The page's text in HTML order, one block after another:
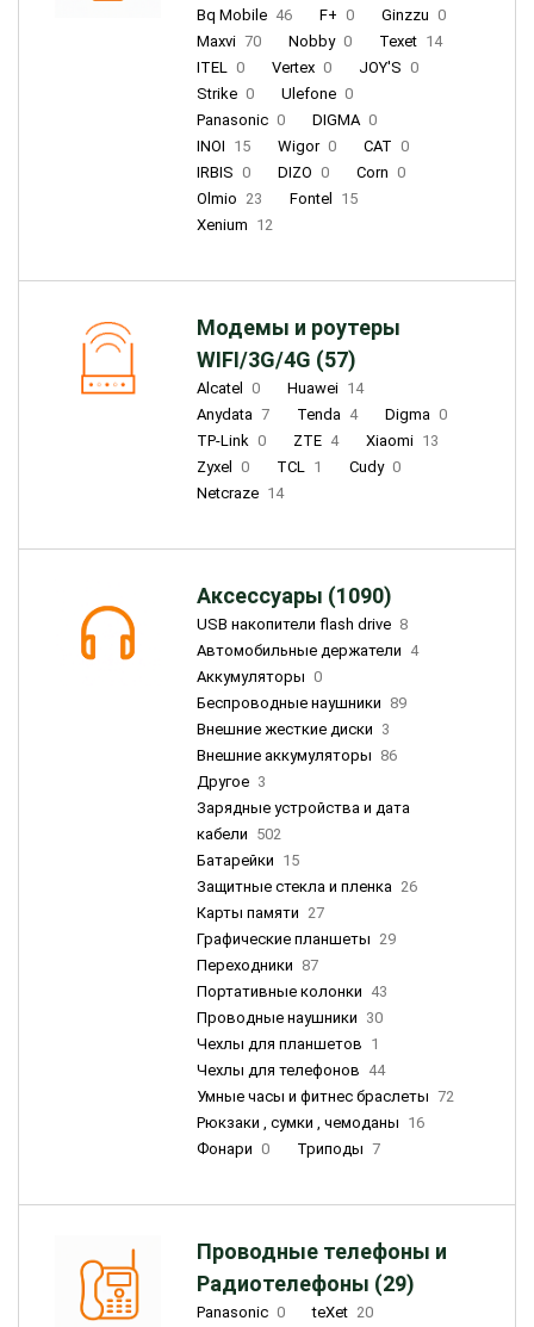
Bq Mobile 46 F+ 0 Ginzzu 0
Maxvi 70 Nobby 0 Texet 14
ITEL 0 Vertex 0 JOY'S 0
Strike 0 Ulefone 0
Panasonic 0 DIGMA 0
INOI 15 Wigor 0 CAT 0
IRBIS 0 DIZO 0 Corn 0
Olmio 23 Fontel
15
Xenium 12
Модемы и роутеры
WIFI/3G/4G (57)
Alcatel 0 Huawei 14
Anydata 7 Tenda 4 Digma 0
TP-Link 0 ZTE 4 Xiaomi 13
Zyxel
0 TCL 1 Cudy 0
Netcraze 14
Аксессуары (1090)
USB накопители flash drive 8
Автомобильные держатели 4
Аккумуляторы 0
Беспроводные наушники 89
Внешние жесткие диски 3
Внешние аккумуляторы 86
Другое 3
Зарядные устройства и дата
кабели 502
Батарейки 15
Защитные стекла и пленка 26
Карты памяти 27
Графические планшеты 29
Переходники 87
Портативные колонки 43
Проводные наушники 30
Чехлы для планшетов 1
Чехлы для телефонов 44
Умные часы и фитнес браслеты 72
Рюкзаки , сумки , чемоданы 16
Фонари 0 Триподы 7
Проводные телефоны и
Радиотелефоны (29)
Panasonic 0 teXet 20